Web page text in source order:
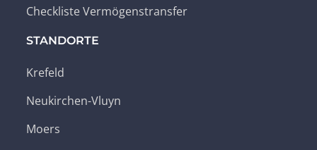
Checkliste Vermögenstransfer
STANDORTE
Krefeld
Neukirchen-Vluyn
Moers